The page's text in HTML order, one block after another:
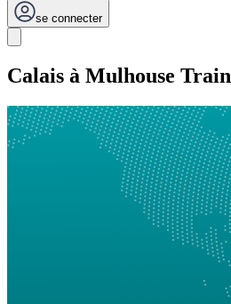
se connecter
Calais à Mulhouse Train